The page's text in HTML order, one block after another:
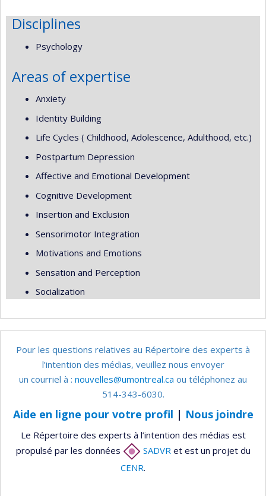
Disciplines
Psychology
Areas of expertise
Anxiety
Identity Building
Life Cycles ( Childhood, Adolescence, Adulthood, etc.)
Postpartum Depression
Affective and Emotional Development
Cognitive Development
Insertion and Exclusion
Sensorimotor Integration
Motivations and Emotions
Sensation and Perception
Socialization
Pour les questions relatives au Répertoire des experts à
l’intention des médias, veuillez nous envoyer
un courriel à : nouvelles@umontreal.ca ou téléphonez au
514-343-6030.
Aide en ligne pour votre profil | Nous joindre
Le Répertoire des experts à l’intention des médias est
propulsé par les données
SADVR et est un projet du
CENR.